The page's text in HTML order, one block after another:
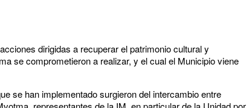
dirigidas a recuperar el patrimonio cultural y
se comprometieron a realizar, y el cual el Municipio viene
se han implementado surgieron del intercambio entre